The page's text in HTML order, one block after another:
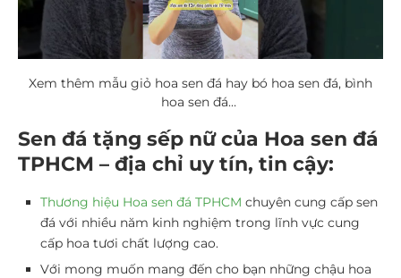
Xem thêm mẫu giỏ hoa sen đá hay bó hoa sen đá, bình
hoa sen đá…
Sen đá tặng sếp nữ của Hoa sen đá
TPHCM – địa chỉ uy tín, tin cậy:
Thương hiệu Hoa sen đá TPHCM chuyên cung cấp sen
đá với nhiều năm kinh nghiệm trong lĩnh vực cung
cấp hoa tươi chất lượng cao.
Với mong muốn mang đến cho bạn những chậu hoa